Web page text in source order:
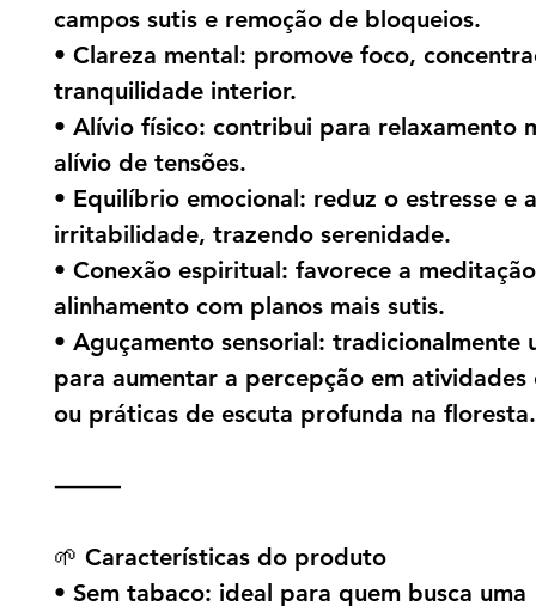
campos sutis e remoção de bloqueios.
• Clareza mental: promove foco,
tranquilidade interior.
• Alívio físico: contribui para relaxamento
alívio de tensões.
• Equilíbrio emocional: reduz o estresse e a
irritabilidade, trazendo serenidade.
• Conexão espiritual: favorece a
alinhamento com planos mais sutis.
• Aguçamento sensorial: tradicionalmente
para aumentar a percepção em atividades
ou práticas de escuta profunda na floresta.
⸻
🌱 Características do produto
• Sem tabaco: ideal para quem busca uma